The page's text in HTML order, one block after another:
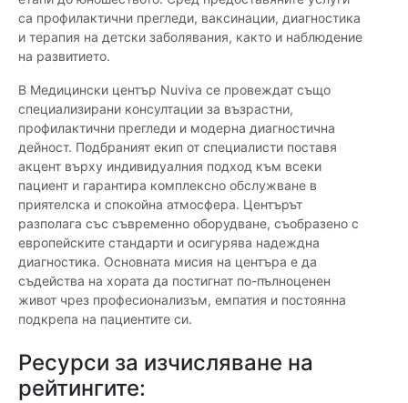
са профилактични прегледи, ваксинации, диагностика
и терапия на детски заболявания, както и наблюдение
на развитието.
В Медицински център Nuviva се провеждат също
специализирани консултации за възрастни,
профилактични прегледи и модерна диагностична
дейност. Подбраният екип от специалисти поставя
акцент върху индивидуалния подход към всеки
пациент и гарантира комплексно обслужване в
приятелска и спокойна атмосфера. Центърът
разполага със съвременно оборудване, съобразено с
европейските стандарти и осигурява надеждна
диагностика. Основната мисия на центъра е да
съдейства на хората да постигнат по-пълноценен
живот чрез професионализъм, емпатия и постоянна
подкрепа на пациентите си.
Ресурси за изчисляване на
рейтингите: